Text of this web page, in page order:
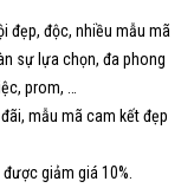
đẹp, độc, nhiều mẫu mã
sự lựa chọn, đa phong
prom, …
mẫu mã cam kết đẹp
giảm giá 10%.